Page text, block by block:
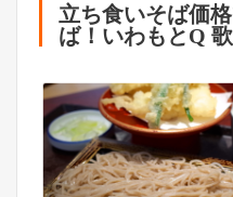
立ち食いそば価
ば！いわもとQ